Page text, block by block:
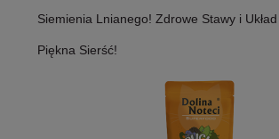
Siemienia Lnianego! Zdrowe Stawy i
Piękna Sierść!